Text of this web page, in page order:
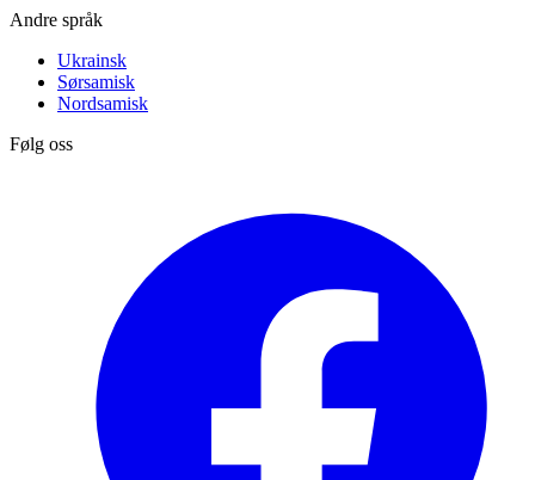
Andre språk
Ukrainsk
Sørsamisk
Nordsamisk
Følg oss